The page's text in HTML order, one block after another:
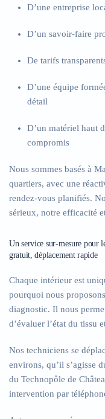
D’une entreprise
D’un savoir-faire
De tarifs
D’une équipe
détail
D’un matériel haut
compromis
Nous sommes basés à
quartiers, avec une
rendez-vous planifiés.
sérieux, notre efficacité
Un service sur-mesure pour
gratuit, déplacement rapide
Chaque intérieur est
pourquoi nous
diagnostic. Il nous
d’évaluer l’état du tissu
Nos techniciens se
environs, qu’il s’agisse
du Technopôle de
intervention par